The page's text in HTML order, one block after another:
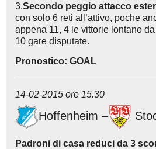
3.Secondo peggio attacco
con solo 6 reti all’attivo, poche
appena 11, 4 le vittorie lontano
10 gare disputate.
Pronostico: GOAL
14-02-2015 ore 15.30
Hoffenheim –
Padroni di casa reduci da 3